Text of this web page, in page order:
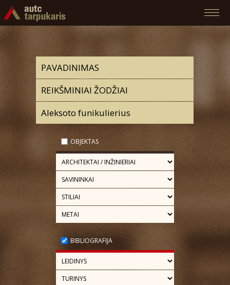
OBJEKTAS
BIBLIOGRAFIJA